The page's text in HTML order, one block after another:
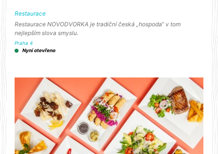
Restaurace
Restaurace NOVODVORKA je tradiční česká „hospoda“ v tom
nejlepším slova smyslu.
Praha 4
Nyní otevřeno